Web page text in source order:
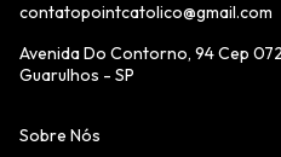
contatopointcatolico@gmail.com
Avenida Do Contorno, 94 Cep
Guarulhos - SP
Sobre Nós